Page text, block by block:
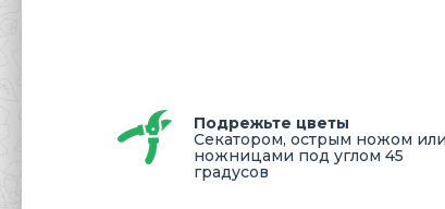
Подрежьте цветы
Секатором, острым ножом или
ножницами под углом 45
градусов